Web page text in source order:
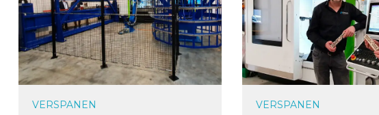
VERSPANEN VERSPANEN